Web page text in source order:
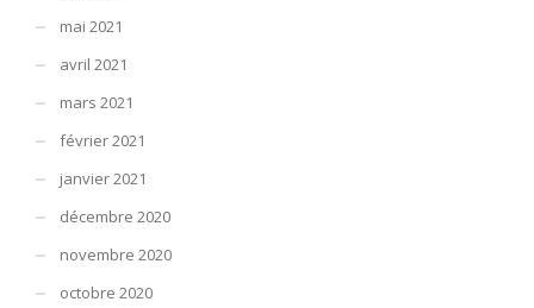
mai 2021
avril 2021
mars 2021
février 2021
janvier 2021
décembre 2020
novembre 2020
octobre 2020